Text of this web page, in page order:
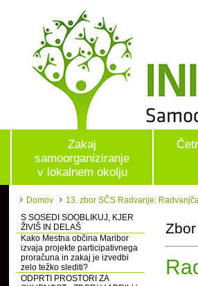
Zakaj
samoorganiziranje
v lokalnem okolju
Domov
13. zbor SČS Radvanje:
S SOSEDI SOOBLIKUJ, KJER
ŽIVIŠ IN DELAŠ
Kako Mestna občina Maribor
izvaja projekte participativnega
proračuna in zakaj je izvedbi
zelo težko slediti?
ODPRTI PROSTORI ZA